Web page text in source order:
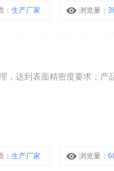
： 生产厂家 浏览量：
，达到表面精密度要求；产
： 生产厂家 浏览量：